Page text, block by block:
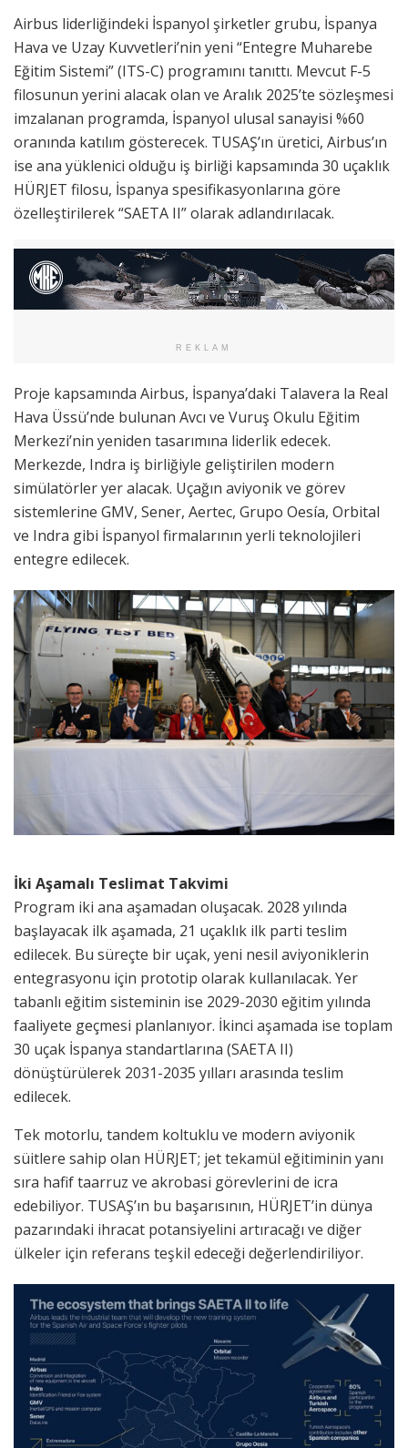
Airbus liderliğindeki İspanyol şirketler grubu, İspanya
Hava ve Uzay Kuvvetleri’nin yeni “Entegre Muharebe
Eğitim Sistemi” (ITS-C) programını tanıttı. Mevcut F-5
filosunun yerini alacak olan ve Aralık 2025’te sözleşmesi
imzalanan programda, İspanyol ulusal sanayisi %60
oranında katılım gösterecek. TUSAŞ’ın üretici, Airbus’ın
ise ana yüklenici olduğu iş birliği kapsamında 30 uçaklık
HÜRJET filosu, İspanya spesifikasyonlarına göre
özelleştirilerek “SAETA II” olarak adlandırılacak.
REKLAM
Proje kapsamında Airbus, İspanya’daki Talavera la Real
Hava Üssü’nde bulunan Avcı ve Vuruş Okulu Eğitim
Merkezi’nin yeniden tasarımına liderlik edecek.
Merkezde, Indra iş birliğiyle geliştirilen modern
simülatörler yer alacak. Uçağın aviyonik ve görev
sistemlerine GMV, Sener, Aertec, Grupo Oesía, Orbital
ve Indra gibi İspanyol firmalarının yerli teknolojileri
entegre edilecek.
İki Aşamalı Teslimat Takvimi
Program iki ana aşamadan oluşacak. 2028 yılında
başlayacak ilk aşamada, 21 uçaklık ilk parti teslim
edilecek. Bu süreçte bir uçak, yeni nesil aviyoniklerin
entegrasyonu için prototip olarak kullanılacak. Yer
tabanlı eğitim sisteminin ise 2029-2030 eğitim yılında
faaliyete geçmesi planlanıyor. İkinci aşamada ise toplam
30 uçak İspanya standartlarına (SAETA II)
dönüştürülerek 2031-2035 yılları arasında teslim
edilecek.
Tek motorlu, tandem koltuklu ve modern aviyonik
süitlere sahip olan HÜRJET; jet tekamül eğitiminin yanı
sıra hafif taarruz ve akrobasi görevlerini de icra
edebiliyor. TUSAŞ’ın bu başarısının, HÜRJET’in dünya
pazarındaki ihracat potansiyelini artıracağı ve diğer
ülkeler için referans teşkil edeceği değerlendiriliyor.